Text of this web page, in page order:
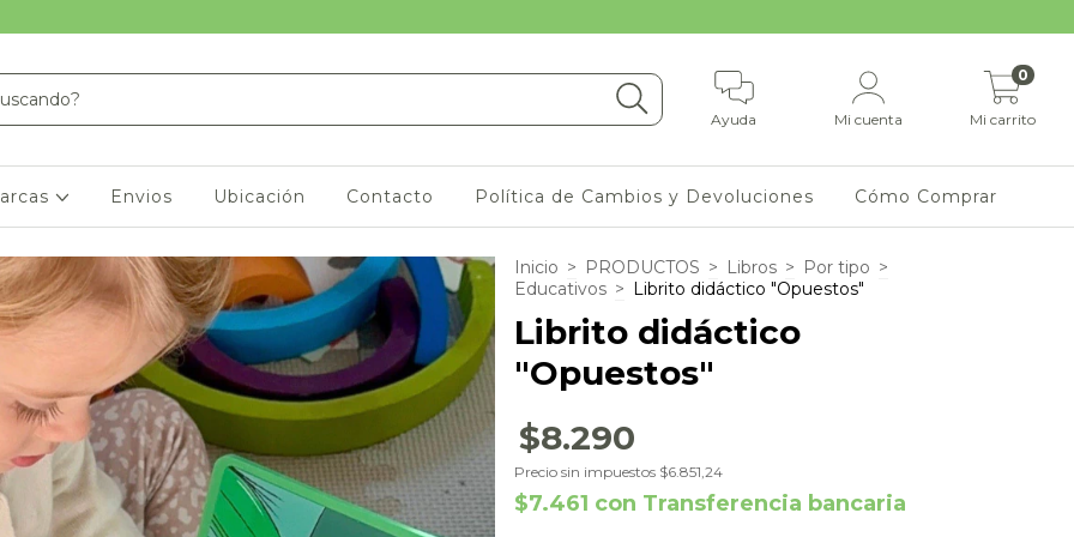
Ayuda Mi cuenta Mi carrito
0
Envios Ubicación Contacto Política de Cambios y Devoluciones Cómo Comprar
Inicio > PRODUCTOS > Libros > Por tipo >
Educativos > Librito didáctico "Opuestos"
Librito didáctico
"Opuestos"
$8.290
Precio sin impuestos $6.851,24
$7.461 con Transferencia bancaria